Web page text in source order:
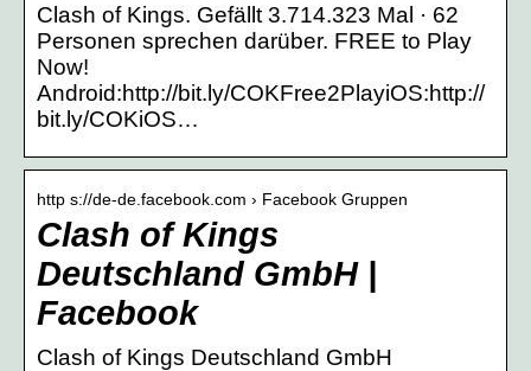
Clash of Kings. Gefällt 3.714.323 Mal · 62
Personen sprechen darüber. FREE to Play
Now!
Android:http://bit.ly/COKFree2PlayiOS:http://
bit.ly/COKiOS…
http s://de-de.facebook.com › Facebook Gruppen
Clash of Kings
Deutschland GmbH |
Facebook
Clash of Kings Deutschland GmbH